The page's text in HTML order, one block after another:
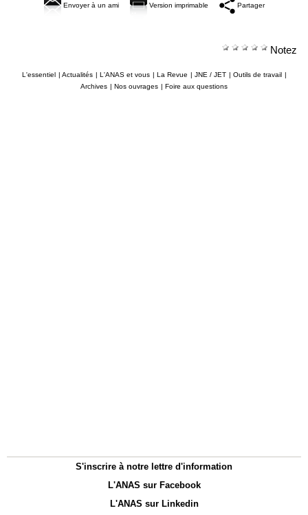
Envoyer à un ami Version imprimable Partager
Notez
L'essentiel | Actualités | L'ANAS et vous | La Revue | JNE / JET | Outils de travail |
Archives | Nos ouvrages | Foire aux questions
S'inscrire à notre lettre d'information
L'ANAS sur Facebook
L'ANAS sur Linkedin